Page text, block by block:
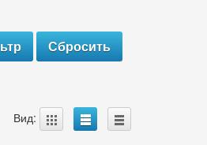
Вид: A B C